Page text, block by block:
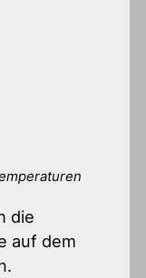
die
auf dem